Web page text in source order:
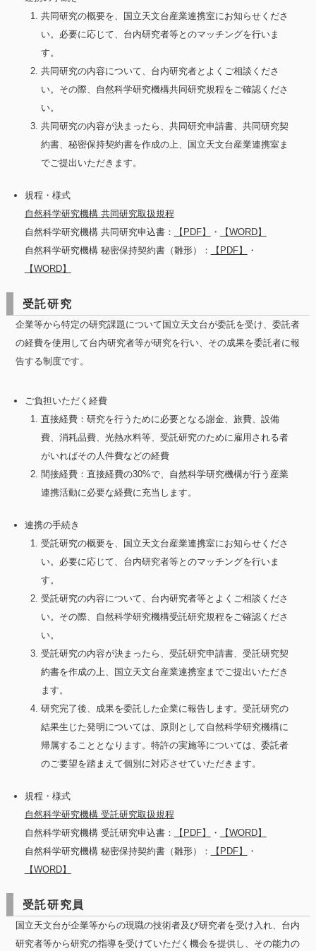
共同研究の概要を、国立天文台産業連携室にお知らせくださ
い。必要に応じて、台内研究者等とのマッチングを行いま
す。
共同研究の内容について、台内研究者とよくご相談くださ
い。その際、自然科学研究機構共同研究規程をご確認くださ
い。
共同研究の内容が決まったら、共同研究申請書、共同研究契
約書、秘密保持契約書を作成の上、国立天文台産業連携室ま
でご提出いただきます。
規程・様式
自然科学研究機構 共同研究取扱規程
自然科学研究機構 共同研究申込書：
【PDF】 ・
【WORD】
自然科学研究機構 秘密保持契約書（雛形）：
【PDF】
・
【WORD】
受託研究
企業等から特定の研究課題について国立天文台が委託を受け、委託者
の経費を使用して台内研究者等が研究を行い、その成果を委託者に報
告する制度です。
ご負担いただく経費
直接経費：研究を行うために必要となる謝金、旅費、設備
費、消耗品費、光熱水料等、受託研究のために雇用される者
がいればその人件費などの経費
間接経費：直接経費の30%で、自然科学研究機構が行う産業
連携活動に必要な経費に充当します。
連携の手続き
受託研究の概要を、国立天文台産業連携室にお知らせくださ
い。必要に応じて、台内研究者等とのマッチングを行いま
す。
受託研究の内容について、台内研究者等とよくご相談くださ
い。その際、自然科学研究機構受託研究規程をご確認くださ
い。
受託研究の内容が決まったら、受託研究申請書、受託研究契
約書を作成の上、国立天文台産業連携室までご提出いただき
ます。
研究完了後、成果を委託した企業に報告します。受託研究の
結果生じた発明については、原則として自然科学研究機構に
帰属することとなります。特許の実施等については、委託者
のご要望を踏まえて個別に対応させていただきます。
規程・様式
自然科学研究機構 受託研究取扱規程
自然科学研究機構 受託研究申込書：
【PDF】 ・
【WORD】
自然科学研究機構 秘密保持契約書（雛形）：
【PDF】
・
【WORD】
受託研究員
国立天文台が企業等からの現職の技術者及び研究者を受け入れ、台内
研究者等から研究の指導を受けていただく機会を提供し、その能力の